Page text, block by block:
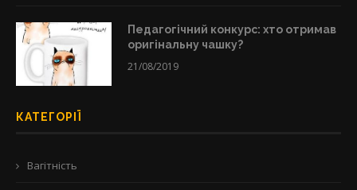
Педагогічний конкурс: хто отримав
оригінальну чашку?
21/08/2019
КАТЕГОРІЇ
Вагітність